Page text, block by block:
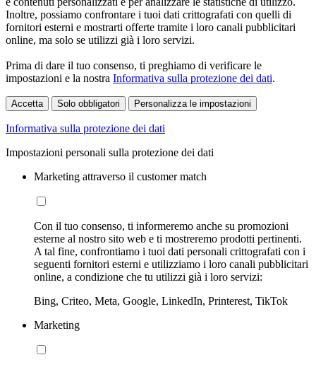
Inoltre, possiamo confrontare i tuoi dati crittografati con quelli di
fornitori esterni e mostrarti offerte tramite i loro canali pubblicitari
online, ma solo se utilizzi già i loro servizi.
Prima di dare il tuo consenso, ti preghiamo di verificare le
impostazioni e la nostra Informativa sulla protezione dei dati.
Accetta Solo obbligatori Personalizza le impostazioni
Informativa sulla protezione dei dati
Impostazioni personali sulla protezione dei dati
Marketing attraverso il customer match
Con il tuo consenso, ti informeremo anche su promozioni
esterne al nostro sito web e ti mostreremo prodotti pertinenti.
A tal fine, confrontiamo i tuoi dati personali crittografati con i
seguenti fornitori esterni e utilizziamo i loro canali pubblicitari
online, a condizione che tu utilizzi già i loro servizi:
Bing, Criteo, Meta, Google, LinkedIn, Printerest, TikTok
Marketing